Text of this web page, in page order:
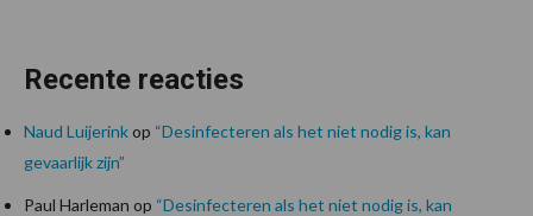
Recente reacties
Naud Luijerinkop “Desinfecteren als het niet nodig is, kan
gevaarlijk zijn”
Paul Harleman op “Desinfecteren als het niet nodig is, kan